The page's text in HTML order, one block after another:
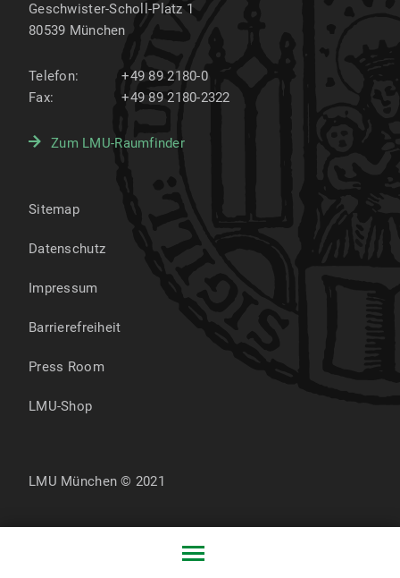
Geschwister-Scholl-Platz 1
80539 München
Telefon:
+49 89 2180-0
Fax:
+49 89 2180-2322
Zum LMU-Raumfinder
Sitemap
Datenschutz
Impressum
Barrierefreiheit
Press Room
LMU-Shop
LMU München © 2021